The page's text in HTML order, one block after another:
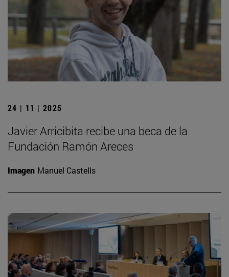
24 | 11 | 2025
Javier Arricibita recibe una beca de la
Fundación Ramón Areces
Imagen Manuel Castells